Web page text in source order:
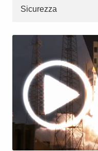
Sicurezza